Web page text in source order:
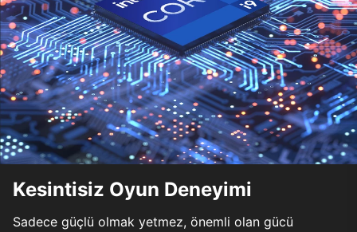
Kesintisiz Oyun Deneyimi
Sadece güçlü olmak yetmez, önemli olan gücü